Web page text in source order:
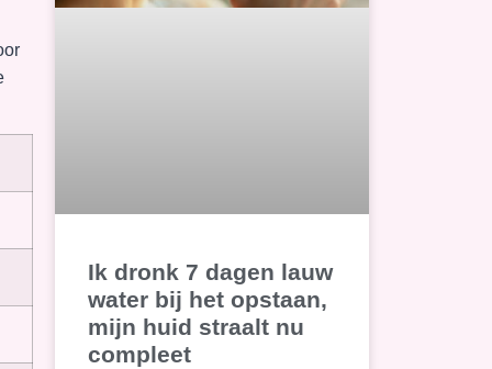
Ik dronk 7 dagen lauw
water bij het opstaan,
mijn huid straalt nu
compleet